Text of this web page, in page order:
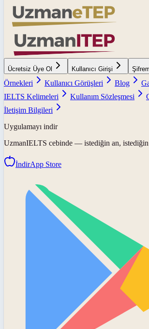
Ücretsiz Üye Ol Kullanıcı Girişi
Örnekleri
Kullanıcı Görüşleri Blog
IELTS Kelimeleri
Kullanım Sözleşmesi
İletişim Bilgileri
Uygulamayı indir
UzmanIELTS cebinde — istediğin an, istediğin
İndirApp Store